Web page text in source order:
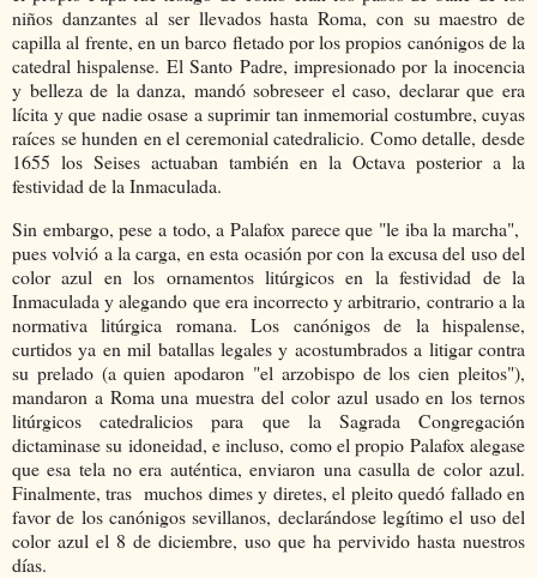
niños danzantes al ser llevados hasta Roma, con su maestro de
capilla al frente, en un barco fletado por los propios canónigos de la
catedral hispalense. El Santo Padre, impresionado por la inocencia
y belleza de la danza, mandó sobreseer el caso, declarar que era
lícita y que nadie osase a suprimir tan inmemorial costumbre, cuyas
raíces se hunden en el ceremonial catedralicio. Como detalle, desde
1655 los Seises actuaban también en la Octava posterior a la
festividad de la Inmaculada.
Sin embargo, pese a todo, a Palafox parece que "le iba la marcha",
pues volvió a la carga, en esta ocasión por con la excusa del uso del
color azul en los ornamentos litúrgicos en la festividad de la
Inmaculada y alegando que era incorrecto y arbitrario, contrario a la
normativa litúrgica romana. Los canónigos de la hispalense,
curtidos ya en mil batallas legales y acostumbrados a litigar contra
su prelado (a quien apodaron "el arzobispo de los cien pleitos"),
mandaron a Roma una muestra del color azul usado en los ternos
litúrgicos catedralicios para que la Sagrada Congregación
dictaminase su idoneidad, e incluso, como el propio Palafox alegase
que esa tela no era auténtica, enviaron una casulla de color azul.
Finalmente, tras muchos dimes y diretes, el pleito quedó fallado en
favor de los canónigos sevillanos, declarándose legítimo el uso del
color azul el 8 de diciembre, uso que ha pervivido hasta nuestros
días.